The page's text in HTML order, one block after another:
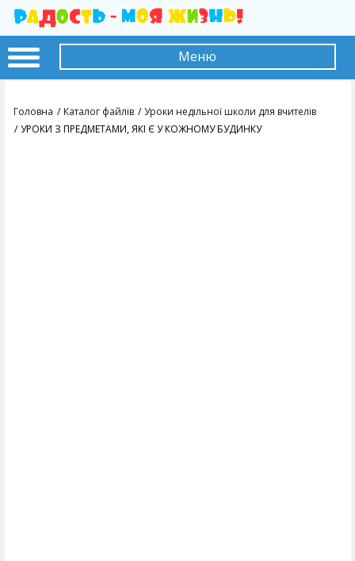
Меню
Головна Каталог файлів
Уроки недільної школи для вчителів
УРОКИ З ПРЕДМЕТАМИ, ЯКІ Є У КОЖНОМУ БУДИНКУ